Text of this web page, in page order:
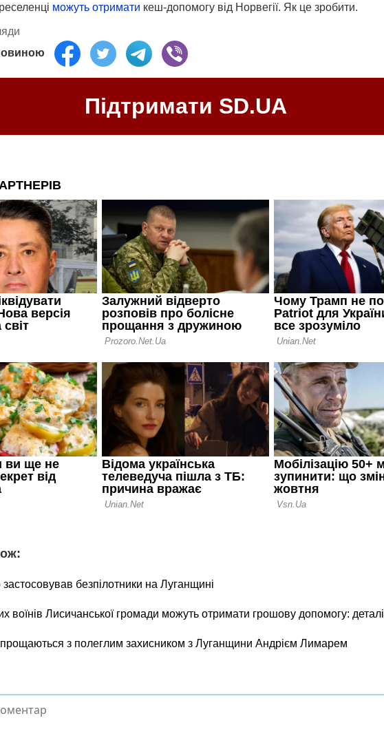
можуть отримати кеш-допомогу від Норвегії. Як це зробити.
Підтримати SD.UA
безпілотники на Луганщині
воїнів Лисичанської громади можуть отримати грошову допомогу: деталі
з полеглим захисником з Луганщини Андрієм Лимарем